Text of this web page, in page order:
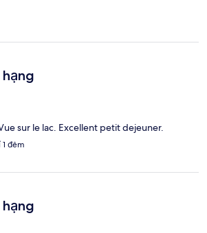
sur le lac. Excellent petit dejeuner.
đêm